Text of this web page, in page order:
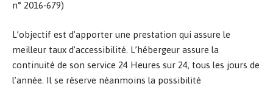
n° 2016-679)
L’objectif est d’apporter une prestation qui assure le
meilleur taux d’accessibilité. L’hébergeur assure la
continuité de son service 24 Heures sur 24, tous les jours de
l’année. Il se réserve néanmoins la possibilité